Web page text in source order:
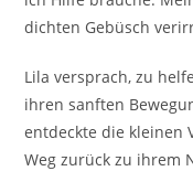
dichten Gebüsch
Lila versprach, zu
ihren sanften
entdeckte die kleinen
Weg zurück zu ihrem